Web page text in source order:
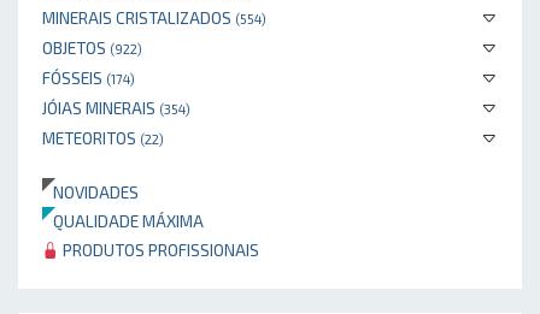
MINERAIS CRISTALIZADOS (554)
OBJETOS (922)
FÓSSEIS (174)
JÓIAS MINERAIS (354)
METEORITOS (22)
NOVIDADES
QUALIDADE MÁXIMA
PRODUTOS PROFISSIONAIS